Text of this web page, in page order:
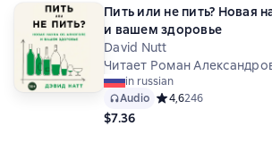
Пить или не пить? Новая
и вашем здоровье
David Nutt
Читает Роман
in russian
Audio Средний рейтинг 4,6
4,6246
$7.36